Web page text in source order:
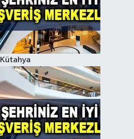
Kütahya